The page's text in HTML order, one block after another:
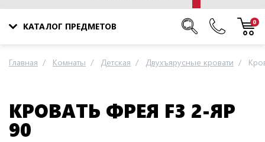
КАТАЛОГ ПРЕДМЕТОВ 0
Главная Комнаты Детская Двухъярусные кровати
КРОВАТЬ ФРЕЯ F3 2-ЯР
90